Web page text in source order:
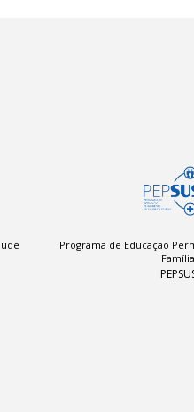
Programa de Educação
Família